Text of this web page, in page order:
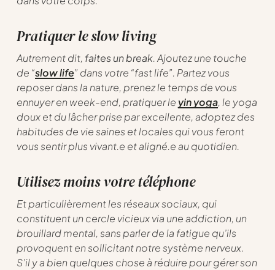
Pratiquer le slow living
Autrement dit, faites un break. Ajoutez une touche
de “slow life” dans votre “fast life”. Partez vous
reposer dans la nature, prenez le temps de vous
ennuyer en week-end, pratiquer le yin yoga, le yoga
doux et du lâcher prise par excellente, adoptez des
habitudes de vie saines et locales qui vous feront
vous sentir plus vivant.e et aligné.e au quotidien.
Utilisez moins votre téléphone
Et particulièrement les réseaux sociaux, qui
constituent un cercle vicieux via une addiction, un
brouillard mental, sans parler de la fatigue qu’ils
provoquent en sollicitant notre système nerveux.
S’il y a bien quelques chose à réduire pour gérer son